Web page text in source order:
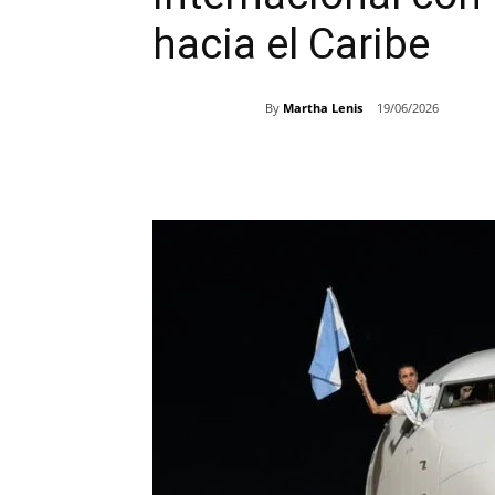
hacia el Caribe
By Martha Lenis 19/06/2026